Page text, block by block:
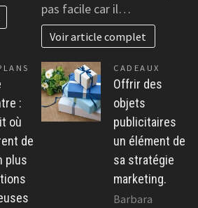
pas facile car il…
Voir article complet
:
où
de
plus
CADEAUX
Offrir des
objets
publicitaires
un élément de
sa stratégie
marketing.
Barbara